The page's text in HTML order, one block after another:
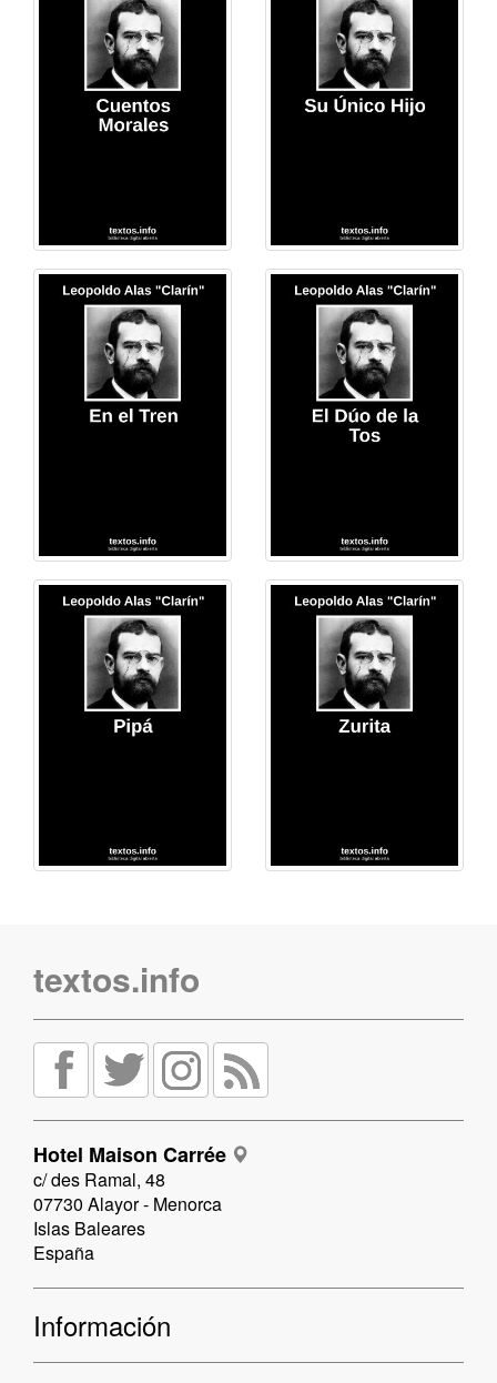
textos.info
Hotel Maison Carrée
c/ des Ramal, 48
07730 Alayor - Menorca
Islas Baleares
España
Información